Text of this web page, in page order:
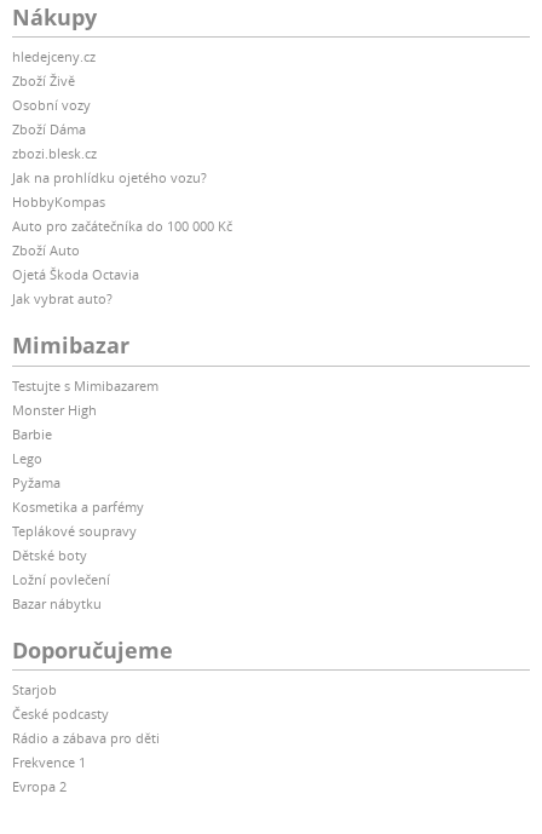
Nákupy
hledejceny.cz
Zboží Živě
Osobní vozy
Zboží Dáma
zbozi.blesk.cz
Jak na prohlídku ojetého vozu?
HobbyKompas
Auto pro začátečníka do 100 000 Kč
Zboží Auto
Ojetá Škoda Octavia
Jak vybrat auto?
Mimibazar
Testujte s Mimibazarem
Monster High
Barbie
Lego
Pyžama
Kosmetika a parfémy
Teplákové soupravy
Dětské boty
Ložní povlečení
Bazar nábytku
Doporučujeme
Starjob
České podcasty
Rádio a zábava pro děti
Frekvence 1
Evropa 2